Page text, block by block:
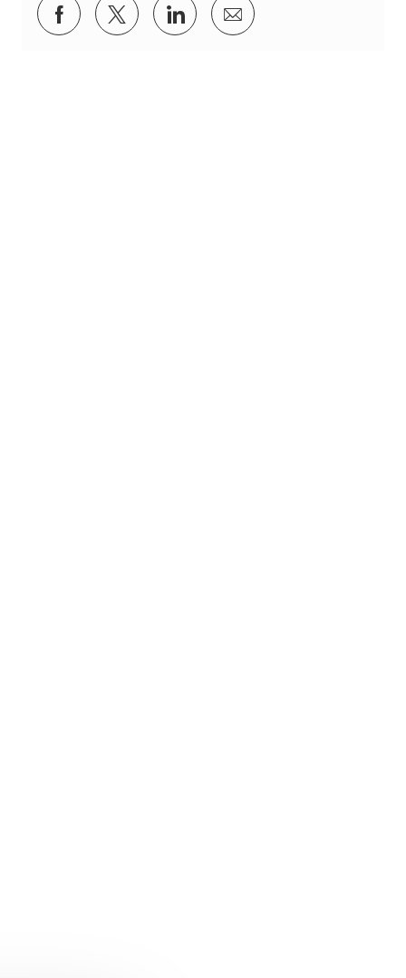
Compartilhar via Facebook
Compartilhar via twitter
Compartilhar via LinkedIn
Compartilhar por